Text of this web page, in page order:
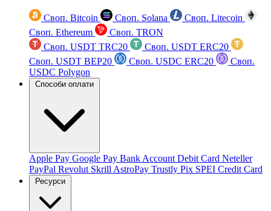
Своп. Bitcoin Своп. Solana
Своп. Litecoin
Своп. Ethereum
Своп. TRON
Своп. USDT TRC20
Своп. USDT ERC20
Своп. USDT BEP20
Своп. USDC ERC20
Своп.
USDC Polygon
Способи оплати
Apple Pay Google Pay Bank Account Debit Card Neteller
PayPal Revolut Skrill AstroPay Trustly Pix SPEI Credit Card
Ресурси